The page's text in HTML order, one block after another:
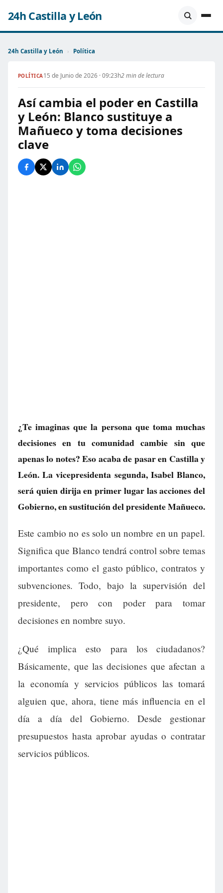
24h Castilla y León
24h Castilla y León › Política
POLÍTICA15 de Junio de 2026 · 09:23h2 min de lectura
Así cambia el poder en Castilla
y León: Blanco sustituye a
Mañueco y toma decisiones
clave
¿Te imaginas que la persona que toma muchas
decisiones en tu comunidad cambie sin que
apenas lo notes? Eso acaba de pasar en Castilla y
León. La vicepresidenta segunda, Isabel Blanco,
será quien dirija en primer lugar las acciones del
Gobierno, en sustitución del presidente Mañueco.
Este cambio no es solo un nombre en un papel.
Significa que Blanco tendrá control sobre temas
importantes como el gasto público, contratos y
subvenciones. Todo, bajo la supervisión del
presidente, pero con poder para tomar
decisiones en nombre suyo.
¿Qué implica esto para los ciudadanos?
Básicamente, que las decisiones que afectan a
la economía y servicios públicos las tomará
alguien que, ahora, tiene más influencia en el
día a día del Gobierno. Desde gestionar
presupuestos hasta aprobar ayudas o contratar
servicios públicos.